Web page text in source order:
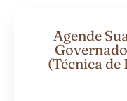
Agende
(Técnica